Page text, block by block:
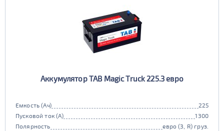
Аккумулятор TAB Magic Truck 225.3 евро
Емкость (Ач)
225
Пусковой ток (А)
1300
Полярность
евро (3, R) груз.